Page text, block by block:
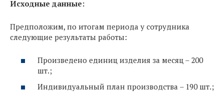
Исходные данные:
Предположим, по итогам периода у сотрудника
следующие результаты работы:
Произведено единиц изделия за месяц – 200
шт.;
Индивидуальный план производства – 190 шт.;